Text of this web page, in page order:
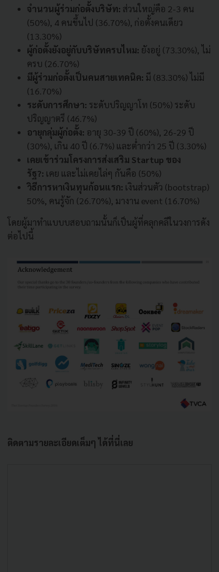
จำนวนผู้ร่วมก่อตั้งบริษัท: ส่วนใหญ่คือ 2-3 คน
(50%), 4 คนขึ้นไป (36.70%), ก่อตั้งคนเดียว
(13.30%)
ผู้ก่อตั้งยังอยู่กับบริษัทครบไหม: ยังอยู่ (73.30%), ไม่
ครบ (26.70%)
มีผู้ร่วมก่อตั้งเป็นคนสายเทคนิค: มี (83.30%) ไม่มี
(16.70%)
ระดับการศึกษา: ระดับปริญญาโท (50%) ระดับ
ปริญญาตรี (46.7%)
อายุกลุ่มผู้ก่อตั้ง: อายุ 30-39 ปี (60%), 26-29 ปี
(30%), เกิน 40 ปี (6.7%) และต่ำกว่า 25 ปี (3.30%)
เคยเข้าร่วมโครงการส่งเสริม Startup ของ
รัฐ?: เคย และไม่เคยไล่ๆ กันคือ (50%)
วิธีการหาเงินทุนก้อนแรก: เงินส่วนตัว (bootstrap)
50%, คนรู้จัก (26.70%), มางาน event (16.70%)
โดยผู้มาทำแบบบสอบถามนั้นก็เป็นผู้ที่คลุกคลีในวงการดัง
ต่อไปนี้
ติดตามรายละเอียดเต็มๆ ได้ที่นี่เลย